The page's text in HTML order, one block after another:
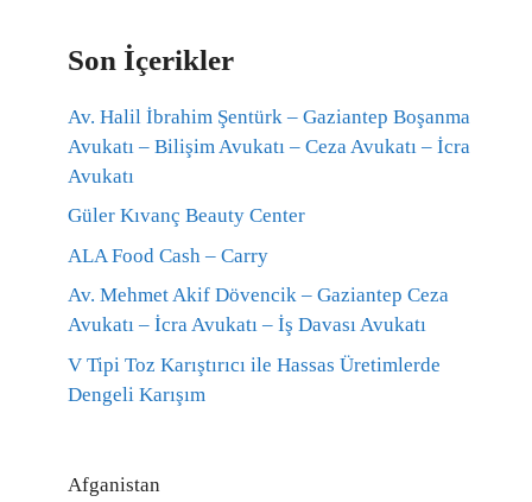
Son İçerikler
Av. Halil İbrahim Şentürk – Gaziantep Boşanma
Avukatı – Bilişim Avukatı – Ceza Avukatı – İcra
Avukatı
Güler Kıvanç Beauty Center
ALA Food Cash – Carry
Av. Mehmet Akif Dövencik – Gaziantep Ceza
Avukatı – İcra Avukatı – İş Davası Avukatı
V Tipi Toz Karıştırıcı ile Hassas Üretimlerde
Dengeli Karışım
Afganistan